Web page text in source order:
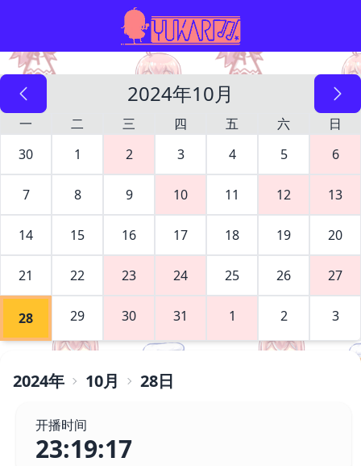
2024年10月
一 二 三 四 五 六
日
30
1 2 3 4 5 6
7 8 9 10 11 12 13
14 15 16 17 18 19 20
21 22 23 24 25 26 27
28 29 30 31 1 2 3
2024年 10月 28日
开播时间
23:19:17